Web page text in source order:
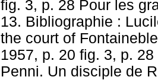
fig. 3, p. 28 Pour les
13. Bibliographie :
the court of
1957, p. 20 fig. 3, p.
Penni. Un disciple de